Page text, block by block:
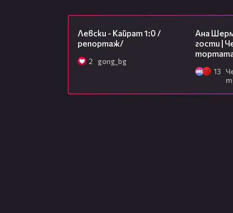
Левски - Кайрат 1:0 /
репортаж/
2 gong_bg
Ана
гости |
13